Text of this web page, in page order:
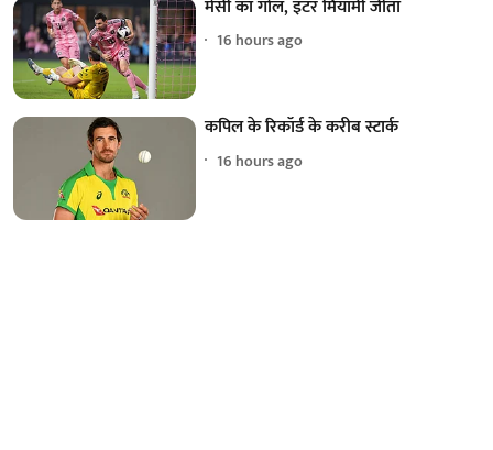
मेसी का गोल, इंटर मियामी जीता
16 hours ago
कपिल के रिकॉर्ड के करीब स्टार्क
16 hours ago